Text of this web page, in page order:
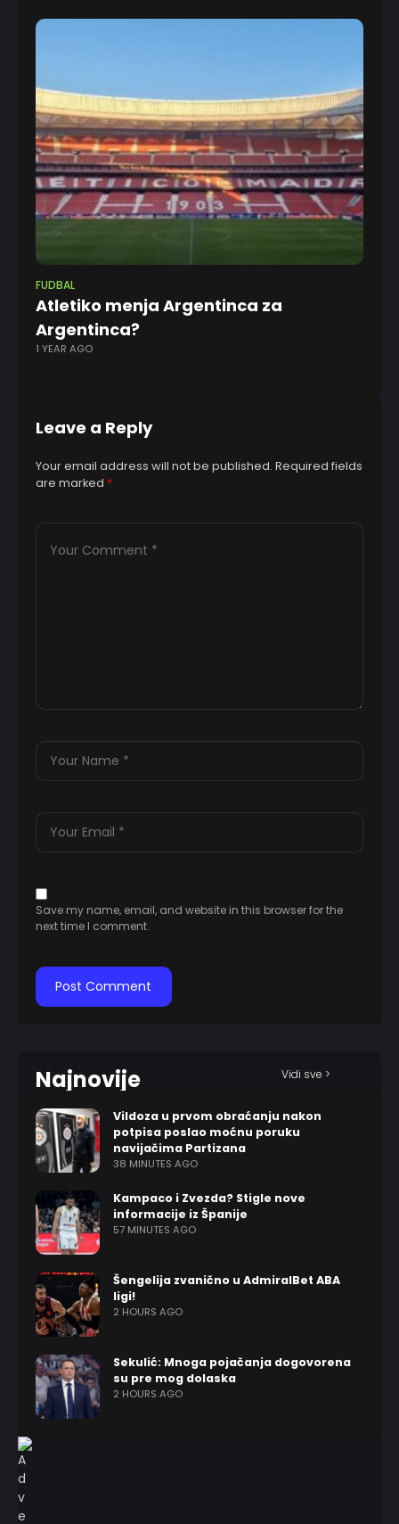
FUDBAL
Atletiko menja Argentinca za
Argentinca?
1 YEAR AGO
Leave a Reply
Your email address will not be published. Required fields
are marked *
Save my name, email, and website in this browser for the
next time I comment.
Najnovije Vidi sve >
Vildoza u prvom obraćanju nakon
potpisa poslao moćnu poruku
navijačima Partizana
38 MINUTES AGO
Kampaco i Zvezda? Stigle nove
informacije iz Španije
57 MINUTES AGO
Šengelija zvanično u AdmiralBet ABA
ligi!
2 HOURS AGO
Sekulić: Mnoga pojačanja dogovorena
su pre mog dolaska
2 HOURS AGO